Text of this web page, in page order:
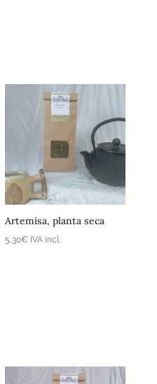
Artemisa, planta seca
5,30€ IVA incl.
Añadir al
carrito